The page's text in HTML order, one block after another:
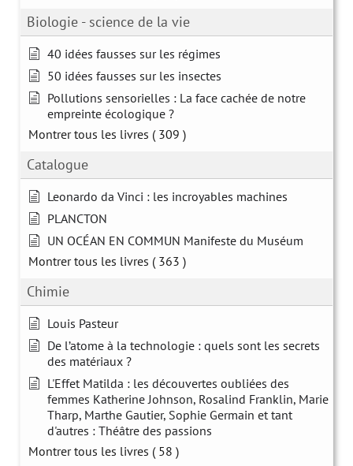
Biologie - science de la vie
40 idées fausses sur les régimes
50 idées fausses sur les insectes
Pollutions sensorielles : La face cachée de notre
empreinte écologique ?
Montrer tous les livres ( 309 )
Catalogue
Leonardo da Vinci : les incroyables machines
PLANCTON
UN OCÉAN EN COMMUN Manifeste du Muséum
Montrer tous les livres ( 363 )
Chimie
Louis Pasteur
De l’atome à la technologie : quels sont les secrets
des matériaux ?
L'Effet Matilda : les découvertes oubliées des
femmes Katherine Johnson, Rosalind Franklin, Marie
Tharp, Marthe Gautier, Sophie Germain et tant
d'autres : Théâtre des passions
Montrer tous les livres ( 58 )